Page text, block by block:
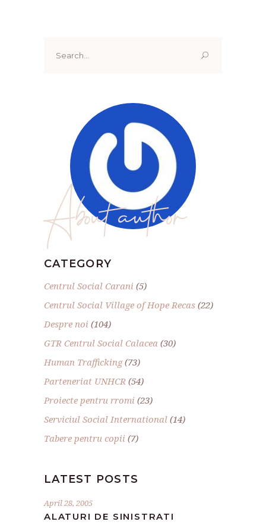
for:
About author
CATEGORY
Centrul Social Carani (5)
Centrul Social Village of Hope Recas (22)
Despre noi (104)
GTR Centrul Social Calacea (30)
Human Trafficking(73)
Parteneriat UNHCR (54)
Proiecte pentru rromi (23)
Serviciul Social International (14)
Tabere pentru copii (7)
LATEST POSTS
April 28, 2005
ALATURI DE SINISTRATI